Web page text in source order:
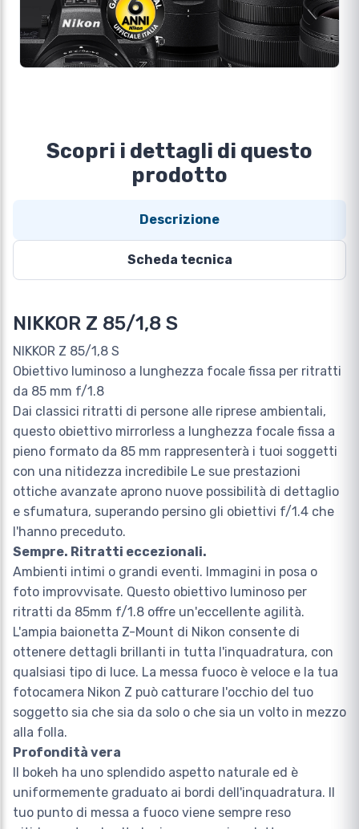
Scopri i dettagli di questo
prodotto
Descrizione
Scheda tecnica
NIKKOR Z 85/1,8 S
NIKKOR Z 85/1,8 S
Obiettivo luminoso a lunghezza focale fissa per ritratti
da 85 mm f/1.8
Dai classici ritratti di persone alle riprese ambientali,
questo obiettivo mirrorless a lunghezza focale fissa a
pieno formato da 85 mm rappresenterà i tuoi soggetti
con una nitidezza incredibile Le sue prestazioni
ottiche avanzate aprono nuove possibilità di dettaglio
e sfumatura, superando persino gli obiettivi f/1.4 che
l'hanno preceduto.
Sempre. Ritratti eccezionali.
Ambienti intimi o grandi eventi. Immagini in posa o
foto improvvisate. Questo obiettivo luminoso per
ritratti da 85mm f/1.8 offre un'eccellente agilità.
L'ampia baionetta Z-Mount di Nikon consente di
ottenere dettagli brillanti in tutta l'inquadratura, con
qualsiasi tipo di luce. La messa fuoco è veloce e la tua
fotocamera Nikon Z può catturare l'occhio del tuo
soggetto sia che sia da solo o che sia un volto in mezzo
alla folla.
Profondità vera
Il bokeh ha uno splendido aspetto naturale ed è
uniformemente graduato ai bordi dell'inquadratura. Il
tuo punto di messa a fuoco viene sempre reso